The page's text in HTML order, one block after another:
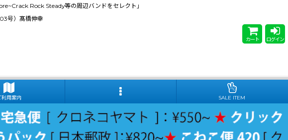
Rock Steady等の周辺バンドをセレクト」
号）髙橋伸幸
カート ログイン
利用案内 SALE ITEM